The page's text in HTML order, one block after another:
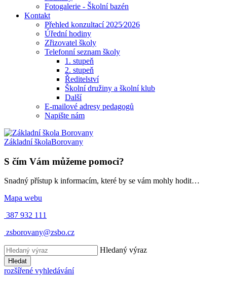
Fotogalerie - Školní bazén
Kontakt
Přehled konzultací 2025⁄2026
Úřední hodiny
Zřizovatel školy
Telefonní seznam školy
1. stupeň
2. stupeň
Ředitelství
Školní družiny a školní klub
Další
E-mailové adresy pedagogů
Napište nám
Základní školaBorovany
S čím Vám můžeme pomoci?
Snadný přístup k informacím, které by se vám mohly hodit…
Mapa webu
387 932 111
zsborovany@zsbo.cz
Hledaný výraz
Hledat
rozšířené vyhledávání